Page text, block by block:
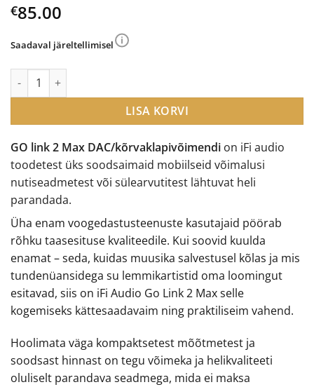
€85.00
GO link 2 Max DAC/kõrvaklapivõimendi on iFi audio
toodetest üks soodsaimaid mobiilseid võimalusi
nutiseadmetest või sülearvutitest lähtuvat heli
parandada.
Üha enam voogedastusteenuste kasutajaid pöörab
rõhku taasesituse kvaliteedile. Kui soovid kuulda
enamat – seda, kuidas muusika salvestusel kõlas ja mis
tundenüansidega su lemmikartistid oma loomingut
esitavad, siis on iFi Audio Go Link 2 Max selle
kogemiseks kättesaadavaim ning praktiliseim vahend.
Hoolimata väga kompaktsetest mõõtmetest ja
soodsast hinnast on tegu võimeka ja helikvaliteeti
oluliselt parandava seadmega, mida ei maksa
Saadaval järeltellimisel
iFi audio GO link 2 Max DAC/kõrvaklapivõimendi kogus
LISA KORVI